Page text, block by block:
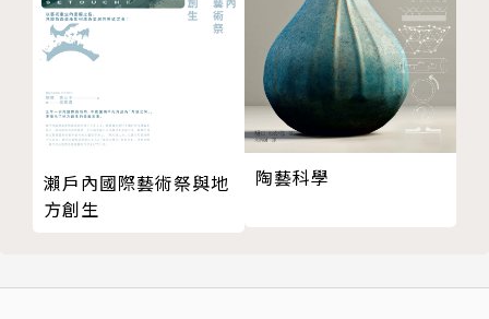
瀨戶內國際藝術祭與地
方創生
陶藝科學